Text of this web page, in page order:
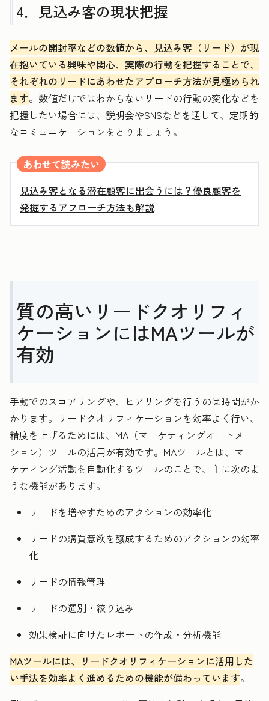
4．見込み客の現状把握
メールの開封率などの数値から、見込み客（リード）が現
在抱いている興味や関心、実際の行動を把握することで、
それぞれのリードにあわせたアプローチ方法が見極められ
ます。数値だけではわからないリードの行動の変化などを
把握したい場合には、説明会やSNSなどを通して、定期的
なコミュニケーションをとりましょう。
あわせて読みたい
見込み客となる潜在顧客に出会うには？優良顧客を
発掘するアプローチ方法も解説
質の高いリードクオリフィ
ケーションにはMAツールが
有効
手動でのスコアリングや、ヒアリングを行うのは時間がか
かります。リードクオリフィケーションを効率よく行い、
精度を上げるためには、MA（マーケティングオートメー
ション）ツールの活用が有効です。MAツールとは、マー
ケティング活動を自動化するツールのことで、主に次のよ
うな機能があります。
リードを増やすためのアクションの効率化
リードの購買意欲を醸成するためのアクションの効率
化
リードの情報管理
リードの選別・絞り込み
効果検証に向けたレポートの作成・分析機能
MAツールには、リードクオリフィケーションに活用した
い手法を効率よく進めるための機能が備わっています。